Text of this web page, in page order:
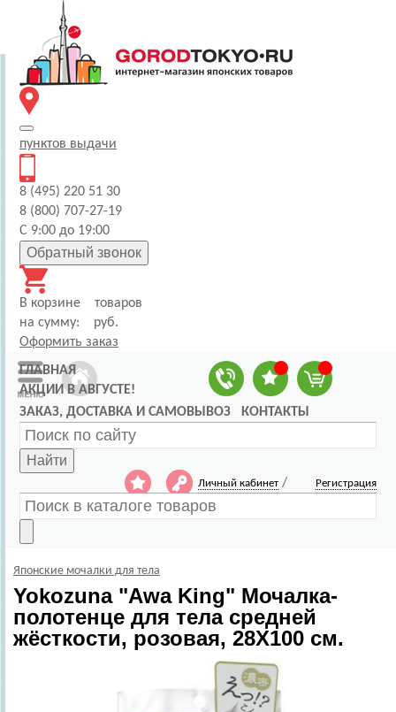
пунктов выдачи
8 (495) 220 51 30
8 (800) 707-27-19
С 9:00 до 19:00
Обратный звонок
В корзине
товаров
на сумму:
руб.
Оформить заказ
ГЛАВНАЯ
АКЦИИ В АВГУСТЕ!
ЗАКАЗ, ДОСТАВКА И САМОВЫВОЗ
КОНТАКТЫ
Найти
Личный кабинет / Регистрация
Японские мочалки для тела
Yokozuna"Awa King" Мочалка-
полотенце для тела средней
жёсткости, розовая, 28Х100 см.